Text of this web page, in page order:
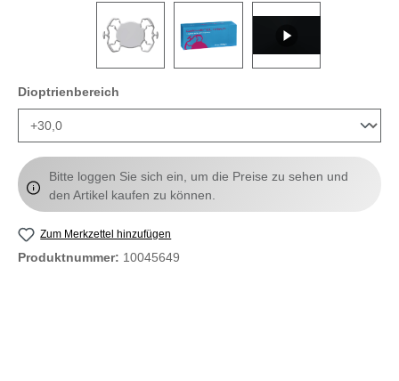
Dioptrienbereich
Bitte loggen Sie sich ein, um die Preise zu sehen und
den Artikel kaufen zu können.
Zum Merkzettel hinzufügen
Produktnummer: 10045649